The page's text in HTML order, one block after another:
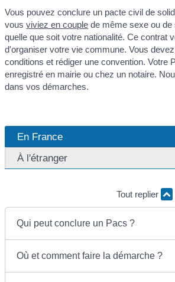
Vous pouvez conclure un pacte civil de
vousviviez en couple de même sexe ou de
quelle que soit votre nationalité. Ce contrat
d'organiser votre vie commune. Vous
conditions et rédiger une convention. Votre
enregistré en mairie ou chez un notaire.
dans vos démarches.
En France
À l'étranger
Tout replier
Qui peut conclure un Pacs ?
Où et comment faire la démarche ?